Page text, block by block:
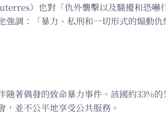
）也對「仇外襲擊以及騷擾和恐
調：「暴力、私刑和一切形式的煽動
著偶發的致命暴力事件。該國約33%
並不公平地享受公共服務。